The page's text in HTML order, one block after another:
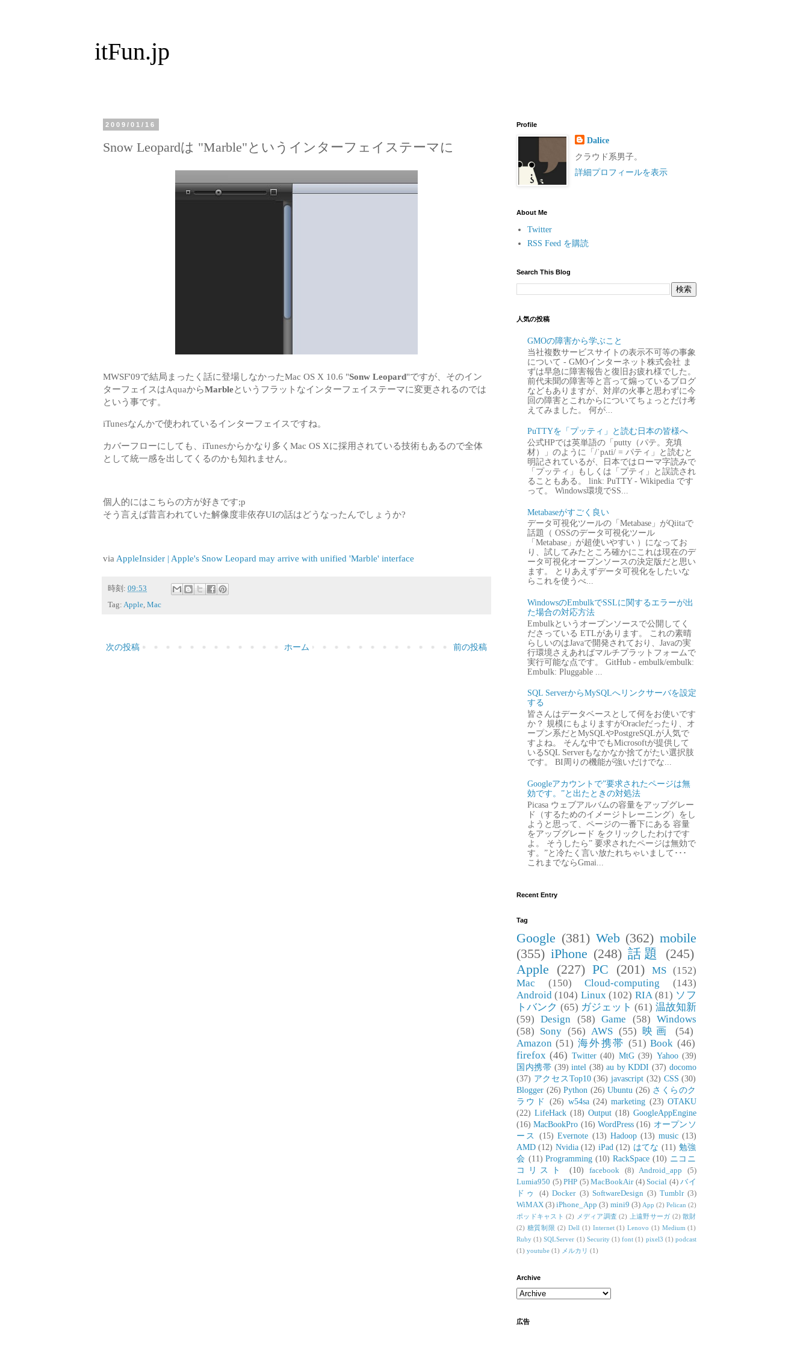
itFun.jp
2009/01/16
Snow Leopardは "Marble"というインターフェイステーマに
MWSF'09で結局まったく話に登場しなかったMac OS X 10.6 "Sonw Leopard"ですが、そのイン
ターフェイスはAquaからMarbleというフラットなインターフェイステーマに変更されるのでは
という事です。
iTunesなんかで使われているインターフェイスですね。
カバーフローにしても、iTunesからかなり多くMac OS Xに採用されている技術もあるので全体
として統一感を出してくるのかも知れません。
個人的にはこちらの方が好きです;p
そう言えば昔言われていた解像度非依存UIの話はどうなったんでしょうか?
via AppleInsider | Apple's Snow Leopard may arrive with unified 'Marble' interface
時刻: 09:53
Tag: Apple, Mac
次の投稿 前の投稿
ホーム
Profile
Dalice
クラウド系男子。
詳細プロフィールを表示
About Me
Twitter
RSS Feed を購読
Search This Blog
人気の投稿
GMOの障害から学ぶこと
当社複数サービスサイトの表示不可等の事象
について - GMOインターネット株式会社 ま
ずは早急に障害報告と復旧お疲れ様でした。
前代未聞の障害等と言って煽っているブログ
などもありますが、対岸の火事と思わずに今
回の障害とこれからについてちょっとだけ考
えてみました。 何が...
PuTTYを「プッティ」と読む日本の皆様へ
公式HPでは英単語の「putty（パテ。充填
材）」のように「/ˈpʌti/ = パティ」と読むと
明記されているが、日本ではローマ字読みで
「プッティ」もしくは「プティ」と誤読され
ることもある。 link: PuTTY - Wikipedia です
って。 Windows環境でSS...
Metabaseがすごく良い
データ可視化ツールの「Metabase」がQiitaで
話題（ OSSのデータ可視化ツール
「Metabase」が超使いやすい ）になってお
り、試してみたところ確かにこれは現在のデ
ータ可視化オープンソースの決定版だと思い
ます。 とりあえずデータ可視化をしたいな
らこれを使うべ...
WindowsのEmbulkでSSLに関するエラーが出
た場合の対応方法
Embulkというオープンソースで公開してく
ださっている ETLがあります。 これの素晴
らしいのはJavaで開発されており、Javaの実
行環境さえあればマルチプラットフォームで
実行可能な点です。 GitHub - embulk/embulk:
Embulk: Pluggable ...
SQL ServerからMySQLへリンクサーバを設定
する
皆さんはデータベースとして何をお使いです
か？ 規模にもよりますがOracleだったり、オ
ープン系だとMySQLやPostgreSQLが人気で
すよね。 そんな中でもMicrosoftが提供して
いるSQL Serverもなかなか捨てがたい選択肢
です。 BI周りの機能が強いだけでな...
Googleアカウントで”要求されたページは無
効です。”と出たときの対処法
Picasa ウェブアルバムの容量をアップグレー
ド（するためのイメージトレーニング）をし
ようと思って、ページの一番下にある 容量
をアップグレード をクリックしたわけです
よ。 そうしたら” 要求されたページは無効で
す。”と冷たく言い放たれちゃいまして･･･
これまでならGmai...
Recent Entry
Tag
Google (381) Web (362) mobile
(355) iPhone (248) 話題
(245)
Apple (227) PC (201) MS (152)
Mac
(150) Cloud-computing
(143)
Android (104) Linux (102) RIA (81) ソフ
トバンク (65) ガジェット (61) 温故知新
(59)
Design (58) Game (58) Windows
(58) Sony (56) AWS (55) 映画
(54)
Amazon (51) 海外携帯 (51) Book (46)
firefox (46) Twitter (40) MtG (39) Yahoo (39)
国内携帯 (39) intel (38) au by KDDI (37) docomo
(37) アクセスTop10 (36) javascript (32) CSS (30)
Blogger (26) Python (26) Ubuntu (26) さくらのク
ラウド
(26) w54sa (24) marketing (23) OTAKU
(22) LifeHack (18) Output (18) GoogleAppEngine
(16) MacBookPro (16) WordPress (16) オープンソ
ース
(15) Evernote (13) Hadoop (13) music (13)
AMD (12) Nvidia (12) iPad (12) はてな (11) 勉強
会 (11) Programming (10) RackSpace (10) ニコニ
コリスト
(10) facebook (8) Android_app
(5)
Lumia950 (5) PHP (5) MacBookAir (4) Social (4) バイ
ドゥ
(4) Docker (3) SoftwareDesign (3) Tumblr (3)
WiMAX (3) iPhone_App (3) mini9 (3) App (2) Pelican (2)
ポッドキャスト (2) メディア調査 (2) 上遠野サーガ (2) 散財
(2) 糖質制限 (2) Dell (1) Internet (1) Lenovo (1) Medium (1)
Ruby (1) SQLServer (1) Security (1) font (1) pixel3 (1) podcast
(1) youtube (1) メルカリ (1)
Archive
広告